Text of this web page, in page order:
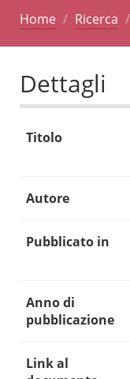
Home Ricerca
Dettagli
Titolo
Autore
Pubblicato in
Anno di
pubblicazione
Link al